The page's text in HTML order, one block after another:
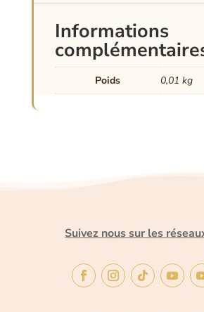
Informations
Poids 0,01 kg
Suivez nous sur les